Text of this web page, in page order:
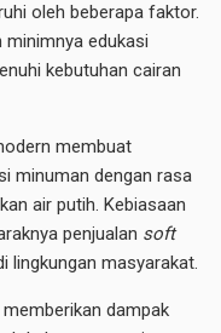
oleh beberapa faktor.
minimnya edukasi
kebutuhan cairan
membuat
minuman dengan rasa
air putih. Kebiasaan
penjualan soft
lingkungan masyarakat.
dampak